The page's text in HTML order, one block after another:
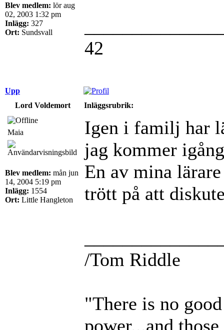
Blev medlem: lör aug
02, 2003 1:32 pm
Inlägg: 327
Ort: Sundsvall
42
Upp
Lord Voldemort
Inläggsrubrik:
Maia
Blev medlem: mån jun
14, 2004 5:19 pm
Inlägg: 1554
Ort: Little Hangleton
Igen i familj har
jag kommer
En av mina
trött på att
/Tom Riddle
"There is no
power...and